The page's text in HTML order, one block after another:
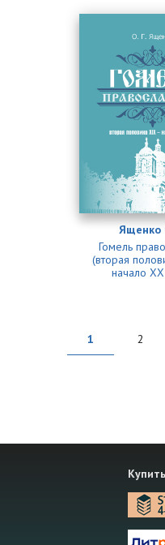
Ященко
Гомель
(вторая
начало
1 2